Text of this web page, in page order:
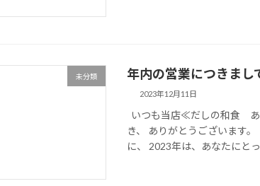
未分類 年内の営業につきまし
2023年12月11日
いつも当店≪だしの和食 あ
き、 ありがとうございます
に、 2023年は、あなたにと